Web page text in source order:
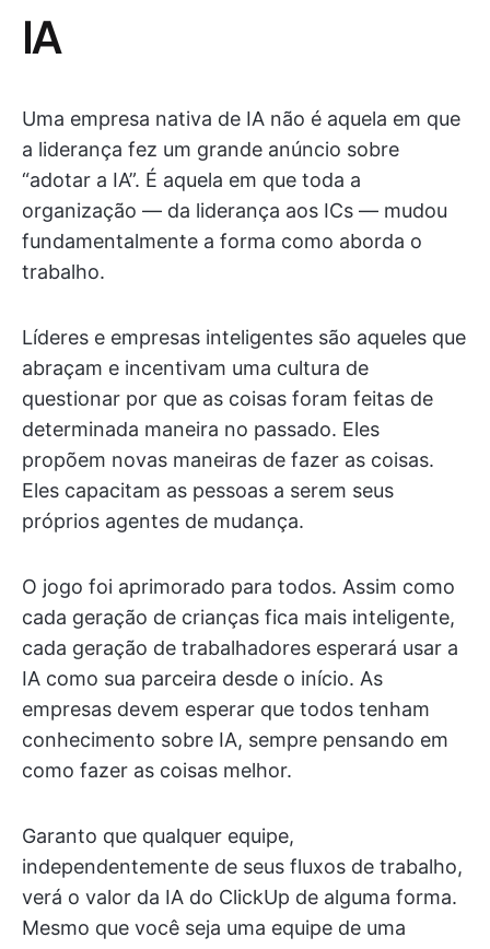
IA
Uma empresa nativa de IA não é aquela em que
a liderança fez um grande anúncio sobre
“adotar a IA”. É aquela em que toda a
organização — da liderança aos ICs — mudou
fundamentalmente a forma como aborda o
trabalho.
Líderes e empresas inteligentes são aqueles que
abraçam e incentivam uma cultura de
questionar por que as coisas foram feitas de
determinada maneira no passado. Eles
propõem novas maneiras de fazer as coisas.
Eles capacitam as pessoas a serem seus
próprios agentes de mudança.
O jogo foi aprimorado para todos. Assim como
cada geração de crianças fica mais inteligente,
cada geração de trabalhadores esperará usar a
IA como sua parceira desde o início. As
empresas devem esperar que todos tenham
conhecimento sobre IA, sempre pensando em
como fazer as coisas melhor.
Garanto que qualquer equipe,
independentemente de seus fluxos de trabalho,
verá o valor da IA do ClickUp de alguma forma.
Mesmo que você seja uma equipe de uma